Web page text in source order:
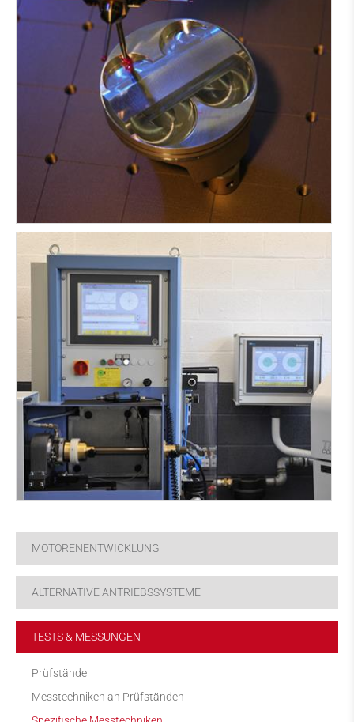
MOTORENENTWICKLUNG
ALTERNATIVE ANTRIEBSSYSTEME
TESTS & MESSUNGEN
Prüfstände
Messtechniken an Prüfständen